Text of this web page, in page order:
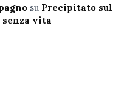
su Precipitato sul
vita